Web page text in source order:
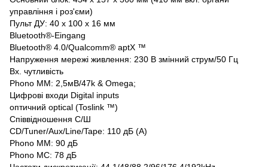
управління і роз'єми)
Пульт ДУ: 40 x 100 x 16 мм
Bluetooth®-Eingang
Bluetooth® 4.0/Qualcomm® aptX ™
Напруження мережі живлення: 230 В змінний струм/50 Гц
Вх. чутливість
Phono MM: 2,5мВ/47k & Omega;
Цифрові входи Digital inputs
оптичний optical (Toslink ™)
Співвідношення С/Ш
CD/Tuner/Aux/Line/Tape: 110 дБ (A)
Phono MM: 90 дБ
Phono MC: 78 дБ